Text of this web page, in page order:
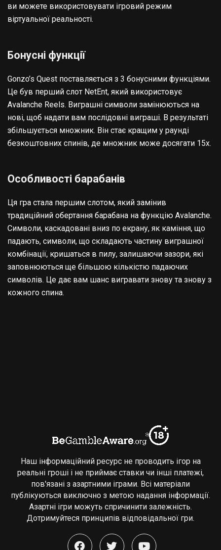
ви можете використовувати ігровий режим
віртуальної реальності.
Бонусні функції
Gonzo’s Quest поставляється з 3 бонусними функціями.
Це був перший слот NetEnt, який використовує
Avalanche Reels. Виграшні символи замінюються на
нові, щоб надати вам послідовні виграші. В результаті
збільшується множник. Він стає кращим у раунді
безкоштовних спинів, де множник може досягати 15x.
Особливості барабанів
Ця гра стала першим слотом, який замінив
традиційний обертання барабана на функцію Avalanche.
Символи, каскадовані вниз по екрану, як каміння, що
падають, символи, що складають частину виграшної
комбінації, кришаться в пилу, залишаючи зазори, які
заповнюються ще більшою кількістю падаючих
символів. Це дає вам шанс вигравати знову та знову з
кожного спина.
Наш інформаційний ресурс не проводить ігор на
реальні гроші і не приймає ставки чи інші платежі,
пов'язані з азартними іграми. Всі матеріали
публікуються виключно з метою надання інформації.
Азартні ігри можуть спричинити залежність.
Дотримуйтеся принципів відповідальної гри.